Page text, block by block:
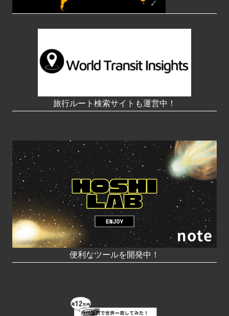
旅行ルート検索サイトも運営中！
便利なツールを開発中！